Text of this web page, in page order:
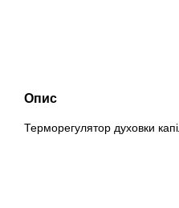
Опис
Терморегулятор духовки